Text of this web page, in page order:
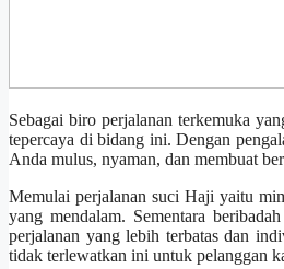
Sebagai biro perjalanan terkemuka
tepercaya di bidang ini. Dengan
Anda mulus, nyaman, dan membuat
Memulai perjalanan suci Haji yaitu
yang mendalam. Sementara
perjalanan yang lebih terbatas dan
tidak terlewatkan ini untuk pelanggan